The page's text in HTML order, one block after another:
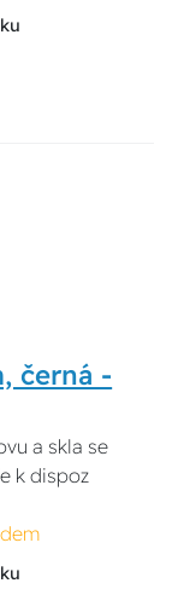
černá -
a skla se
k dispoz